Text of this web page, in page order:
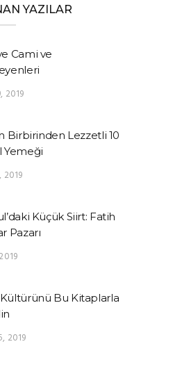
YAZILAR
Cami ve
2019
Birbirinden Lezzetli 10
Yemeği
2019
Küçük Siirt: Fatih
Pazarı
Bu Kitaplarla
2019